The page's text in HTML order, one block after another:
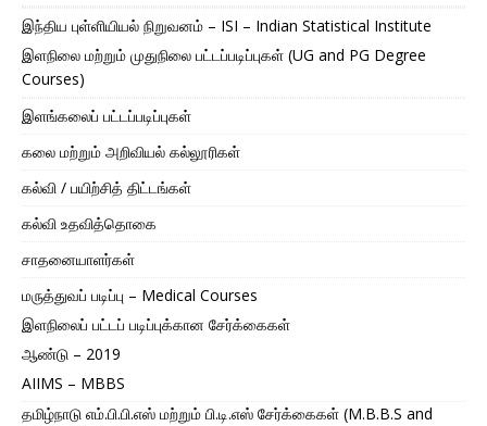
இந்திய புள்ளியியல் நிறுவனம் – ISI – Indian Statistical Institute
இளநிலை மற்றும் முதுநிலை பட்டப்படிப்புகள் (UG and PG Degree
Courses)
இளங்கலைப் பட்டப்படிப்புகள்
கலை மற்றும் அறிவியல் கல்லூரிகள்
கல்வி / பயிற்சித் திட்டங்கள்
கல்வி உதவித்தொகை
சாதனையாளர்கள்
மருத்துவப் படிப்பு – Medical Courses
இளநிலைப் பட்டப் படிப்புக்கான சேர்க்கைகள்
ஆண்டு – 2019
AIIMS – MBBS
தமிழ்நாடு எம்.பி.பி.எஸ் மற்றும் பி.டி.எஸ் சேர்க்கைகள் (M.B.B.S and